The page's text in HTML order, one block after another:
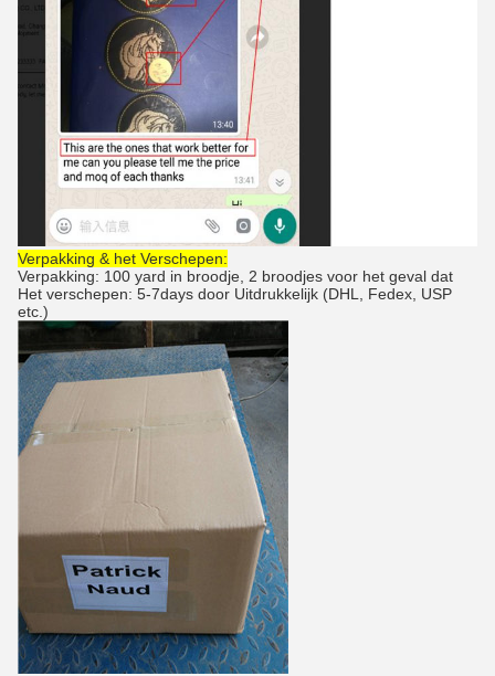
Verpakking & het Verschepen:
Verpakking: 100 yard in broodje, 2 broodjes voor het geval dat
Het verschepen: 5-7days door Uitdrukkelijk (DHL, Fedex, USP
etc.)